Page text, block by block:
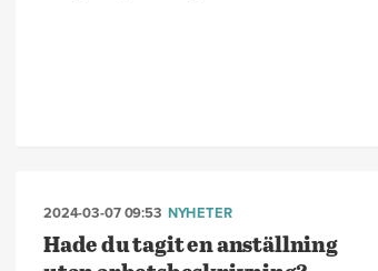
2024-03-07 09:53 NYHETER
Hade du tagit en anställning